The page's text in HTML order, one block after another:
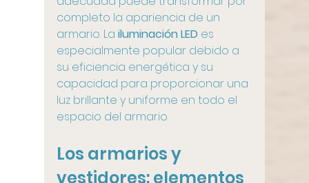
completo la apariencia de un
armario. La iluminación LED es
especialmente popular debido a
su eficiencia energética y su
capacidad para proporcionar una
luz brillante y uniforme en todo el
espacio del armario.
Los armarios y
vestidores: elementos